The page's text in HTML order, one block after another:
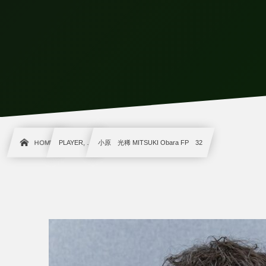
HOME PLAYER, … 小原 光稀 MITSUKI Obara FP 32